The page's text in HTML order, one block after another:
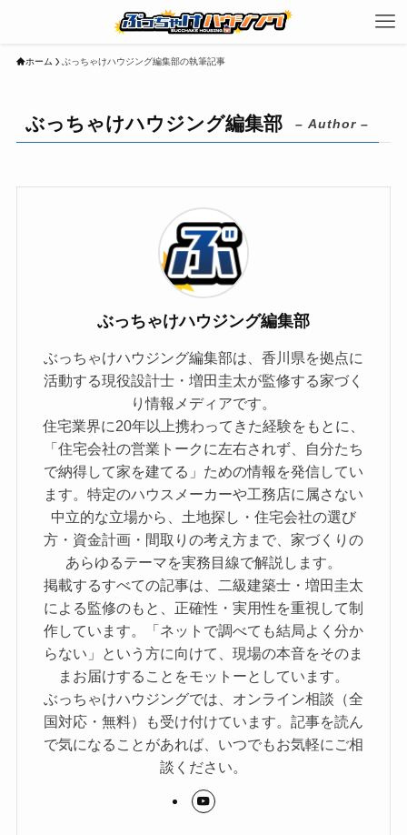
ホーム ぶっちゃけハウジング編集部の執筆記事
ぶっちゃけハウジング編集部 – Author –
ぶっちゃけハウジング編集部
ぶっちゃけハウジング編集部は、香川県を拠点に
活動する現役設計士・増田圭太が監修する家づく
り情報メディアです。
住宅業界に20年以上携わってきた経験をもとに、
「住宅会社の営業トークに左右されず、自分たち
で納得して家を建てる」ための情報を発信してい
ます。特定のハウスメーカーや工務店に属さない
中立的な立場から、土地探し・住宅会社の選び
方・資金計画・間取りの考え方まで、家づくりの
あらゆるテーマを実務目線で解説します。
掲載するすべての記事は、二級建築士・増田圭太
による監修のもと、正確性・実用性を重視して制
作しています。「ネットで調べても結局よく分か
らない」という方に向けて、現場の本音をそのま
まお届けすることをモットーとしています。
ぶっちゃけハウジングでは、オンライン相談（全
国対応・無料）も受け付けています。記事を読ん
で気になることがあれば、いつでもお気軽にご相
談ください。